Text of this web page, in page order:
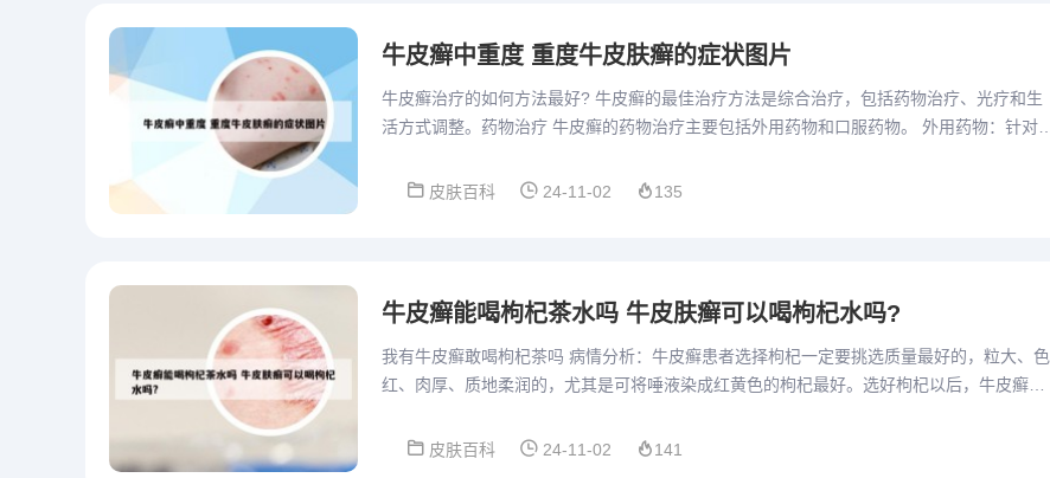
牛皮癣中重度 重度牛皮肤癣的症状图片
牛皮癣治疗的如何方法最好? 牛皮癣的最佳治疗方法是综合治疗，包括药物治疗、光疗和生
活方式调整。药物治疗 牛皮癣的药物治疗主要包括外用药物和口服药物。 外用药物：针对牛
皮肤百科
24-11-02 135
牛皮癣能喝枸杞茶水吗 牛皮肤癣可以喝枸杞水吗?
我有牛皮癣敢喝枸杞茶吗 病情分析：牛皮癣患者选择枸杞一定要挑选质量最好的，粒大、色
红、肉厚、质地柔润的，尤其是可将唾液染成红黄色的枸杞最好。选好枸杞以后，牛皮癣患
皮肤百科
24-11-02 141